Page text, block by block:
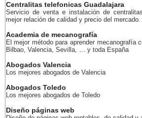
Centralitas telefonicas Guadalajara
Servicio de venta e instalación de
mejor relación de calidad y precio del mercado.
Academia de mecanografía
El mejor método para aprender mecanografía
Bilbao, Valencia, Sevilla, … y toda España
Abogados Valencia
Los mejores abogados de Valencia
Abogados Toledo
Los mejores abogados de Toledo
Diseño páginas web